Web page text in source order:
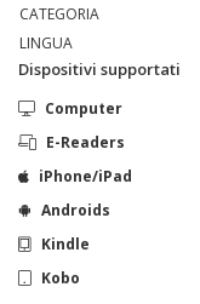
CATEGORIA
LINGUA
Dispositivi supportati
Computer
E-Readers
iPhone/iPad
Androids
Kindle
Kobo